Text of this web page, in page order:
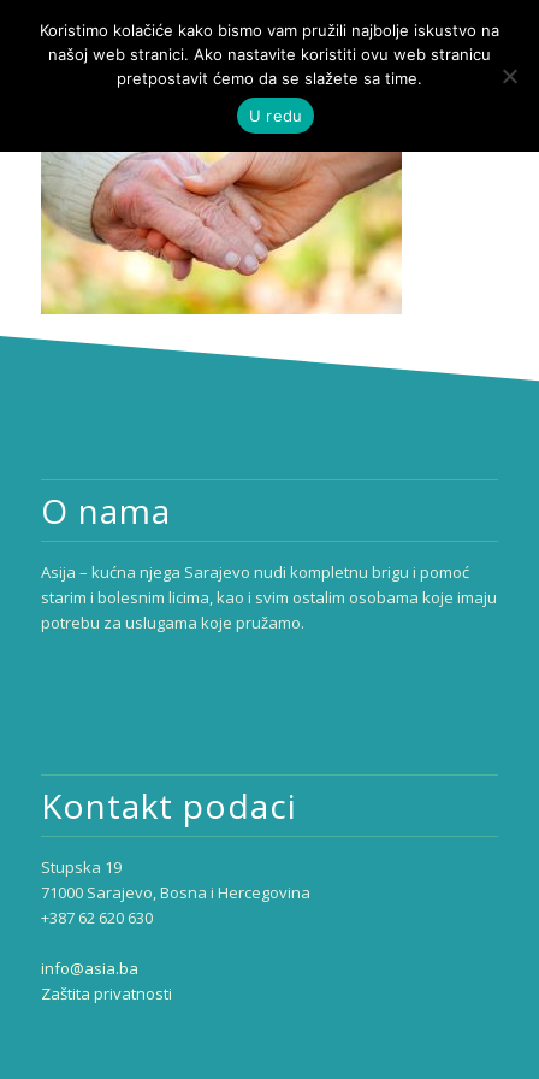
O nama
Asija – kućna njega Sarajevo nudi kompletnu brigu i pomoć
starim i bolesnim licima, kao i svim ostalim osobama koje imaju
potrebu za uslugama koje pružamo.
Kontakt podaci
Stupska 19
71000 Sarajevo, Bosna i Hercegovina
+387 62 620 630
info@asia.ba
Zaštita privatnosti
Koristimo kolačiće kako bismo vam pružili najbolje iskustvo na
našoj web stranici. Ako nastavite koristiti ovu web stranicu
pretpostavit ćemo da se slažete sa time.
U redu